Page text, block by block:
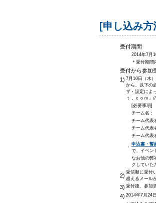
[申し込み
受付期間
2014年7月
＊受付期間
受付から参加
1) 7月10日（木
から、以下の
ザ・設定によ
ｔ．ｃｏｍ」
[必要事項]
チーム名：
チーム代表
チーム代表
チーム代表
・
申込書・誓
で、イベン
なお他の弊
クしていた
2)
受信順に受付
超えるメール
3) 受付後、参加
4) 2014年7月24